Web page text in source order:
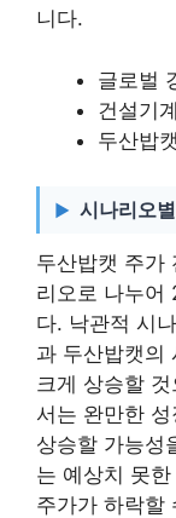
니다.
글로벌
건설기
두산밥
시나리오
두산밥캣 주가
리오로 나누어
다. 낙관적 시
과 두산밥캣의
크게 상승할
서는 완만한
상승할 가능성
는 예상치 못
주가가 하락할